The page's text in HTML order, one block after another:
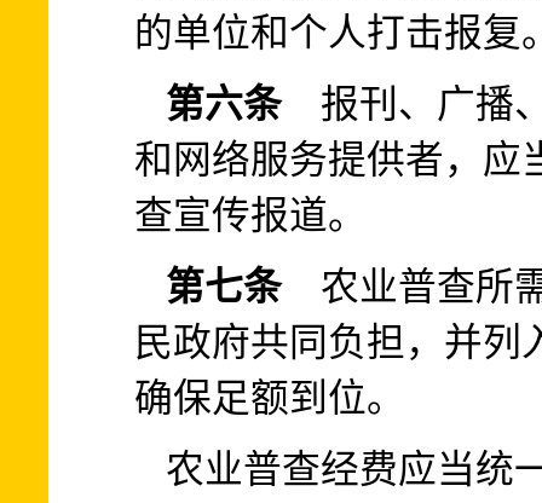
的单位和个人打击报复
第六条报刊、广播、
和网络服务提供者，应
查宣传报道。
第七条农业普查所需
民政府共同负担，并列
确保足额到位。
农业普查经费应当统